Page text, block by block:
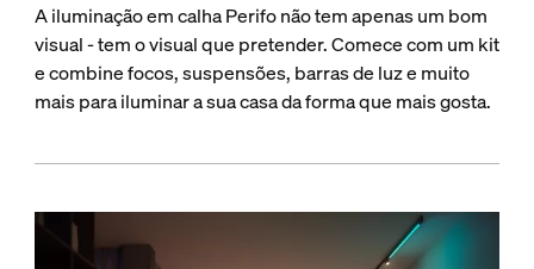
A iluminação em calha Perifo não tem apenas um bom
visual - tem o visual que pretender. Comece com um kit
e combine focos, suspensões, barras de luz e muito
mais para iluminar a sua casa da forma que mais gosta.